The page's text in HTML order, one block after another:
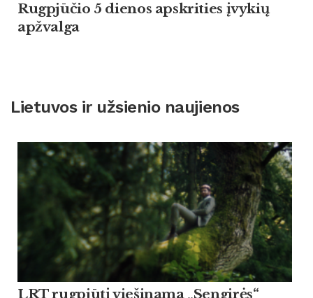
Rugpjūčio 5 dienos apskrities įvykių
apžvalga
Lietuvos ir užsienio naujienos
LRT rugpjūtį viešinama „Sengirės“